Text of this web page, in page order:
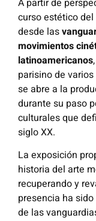
curso estético
desde las
movimientos
latinoamericanos
parisino de
se abre a la
durante su paso
culturales que
siglo XX.
La exposición
historia del arte
recuperando y
presencia ha
de las